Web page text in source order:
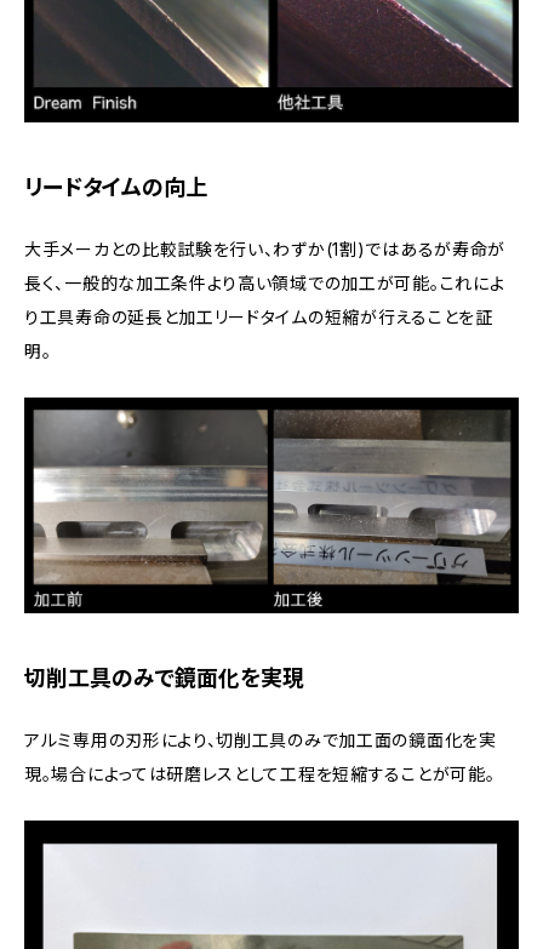
リードタイムの向上
大手メーカとの比較試験を行い、わずか(1割)ではあるが寿命が
長く、一般的な加工条件より高い領域での加工が可能。これによ
り工具寿命の延長と加工リードタイムの短縮が行えることを証
明。
切削工具のみで鏡面化を実現
アルミ専用の刃形により、切削工具のみで加工面の鏡面化を実
現。場合によっては研磨レスとして工程を短縮することが可能。